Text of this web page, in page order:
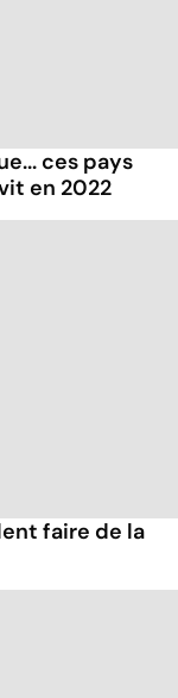
ces pays
en 2022
faire de la